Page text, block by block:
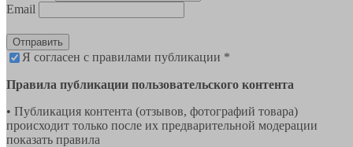
Email
Отправить
Я согласен с правилами публикации *
Правила публикации пользовательского контента
• Публикация контента (отзывов, фотографий товара)
происходит только после их предварительной модерации
показать правила